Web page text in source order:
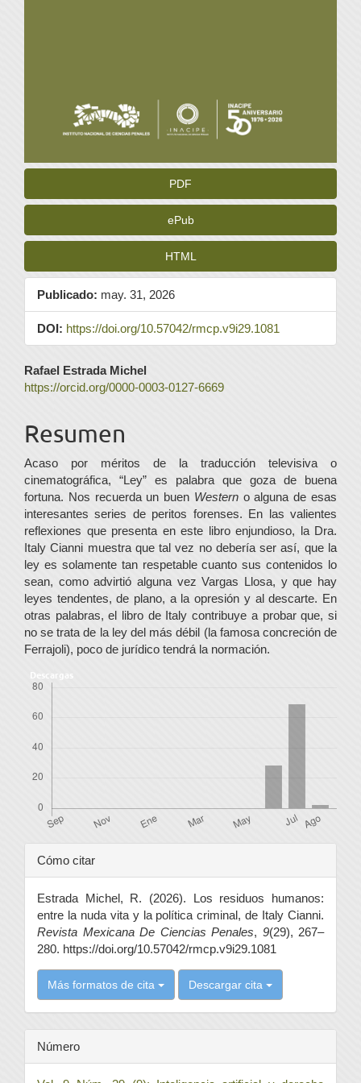
PDF
ePub
HTML
Publicado: may. 31, 2026
DOI: https://doi.org/10.57042/rmcp.v9i29.1081
Contenido
principal
del
artículo
Rafael Estrada Michel
https://orcid.org/0000-0003-0127-6669
Resumen
Acaso por méritos de la traducción televisiva o
cinematográfica, “Ley” es palabra que goza de buena
fortuna. Nos recuerda un buen Western o alguna de esas
interesantes series de peritos forenses. En las valientes
reflexiones que presenta en este libro enjundioso, la Dra.
Italy Cianni muestra que tal vez no debería ser así, que la
ley es solamente tan respetable cuanto sus contenidos lo
sean, como advirtió alguna vez Vargas Llosa, y que hay
leyes tendentes, de plano, a la opresión y al descarte. En
otras palabras, el libro de Italy contribuye a probar que, si
no se trata de la ley del más débil (la famosa concreción de
Ferrajoli), poco de jurídico tendrá la normación.
Descargas
Detalles
del
artículo
Cómo citar
Estrada Michel, R. (2026). Los residuos humanos:
entre la nuda vita y la política criminal, de Italy Cianni.
Revista Mexicana De Ciencias Penales, 9(29), 267–
280. https://doi.org/10.57042/rmcp.v9i29.1081
Más formatos de cita Descargar cita
Número